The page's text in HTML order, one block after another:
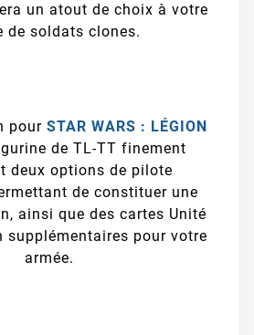
un atout de choix à votre
de soldats clones.
pour STAR WARS : LÉGION
de TL-TT finement
deux options de pilote
de constituer une
ainsi que des cartes Unité
supplémentaires pour votre
armée.